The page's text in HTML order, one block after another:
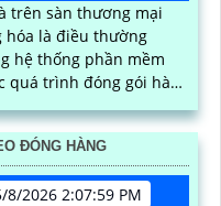
trên sàn thương mại
hóa là điều thường
hệ thống phần mềm
trình đóng gói hàng
gói cũng được ghi lại
ĐÓNG HÀNG
8/2026 2:07:59 PM